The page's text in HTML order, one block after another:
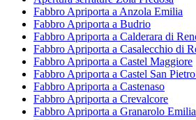
Fabbro Apriporta a Anzola Emilia
Fabbro Apriporta a Budrio
Fabbro Apriporta a Calderara di
Fabbro Apriporta a Casalecchio di
Fabbro Apriporta a Castel Maggiore
Fabbro Apriporta a Castel San
Fabbro Apriporta a Castenaso
Fabbro Apriporta a Crevalcore
Fabbro Apriporta a Granarolo Emilia